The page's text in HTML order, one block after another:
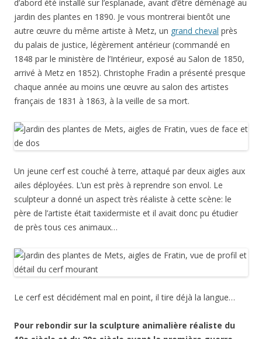
d’abord été installé sur l’esplanade, avant d’être déménagé au
jardin des plantes en 1890. Je vous montrerai bientôt une
autre œuvre du même artiste à Metz, un grand cheval près
du palais de justice, légèrement antérieur (commandé en
1848 par le ministère de l’Intérieur, exposé au Salon de 1850,
arrivé à Metz en 1852). Christophe Fradin a présenté presque
chaque année au moins une œuvre au salon des artistes
français de 1831 à 1863, à la veille de sa mort.
Un jeune cerf est couché à terre, attaqué par deux aigles aux
ailes déployées. L’un est près à reprendre son envol. Le
sculpteur a donné un aspect très réaliste à cette scène: le
père de l’artiste était taxidermiste et il avait donc pu étudier
de près tous ces animaux…
Le cerf est décidément mal en point, il tire déjà la langue…
Pour rebondir sur la sculpture animalière réaliste du